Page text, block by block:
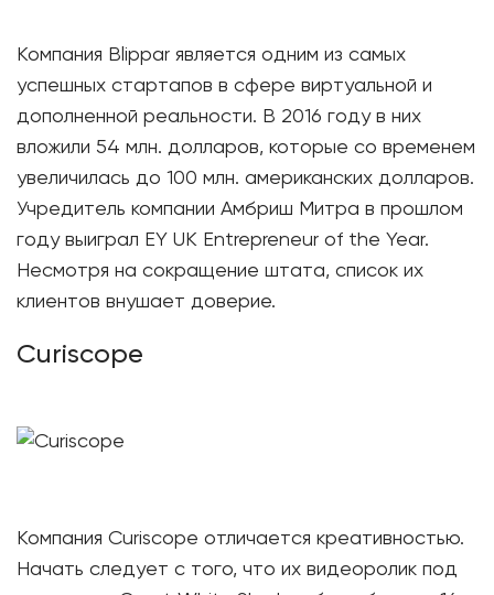
Компания Blippar является одним из самых
успешных стартапов в сфере виртуальной и
дополненной реальности. В 2016 году в них
вложили 54 млн. долларов, которые со временем
увеличилась до 100 млн. американских долларов.
Учредитель компании Амбриш Митра в прошлом
году выиграл EY UK Entrepreneur of the Year.
Несмотря на сокращение штата, список их
клиентов внушает доверие.
Curiscope
Компания Curiscope отличается креативностью.
Начать следует с того, что их видеоролик под